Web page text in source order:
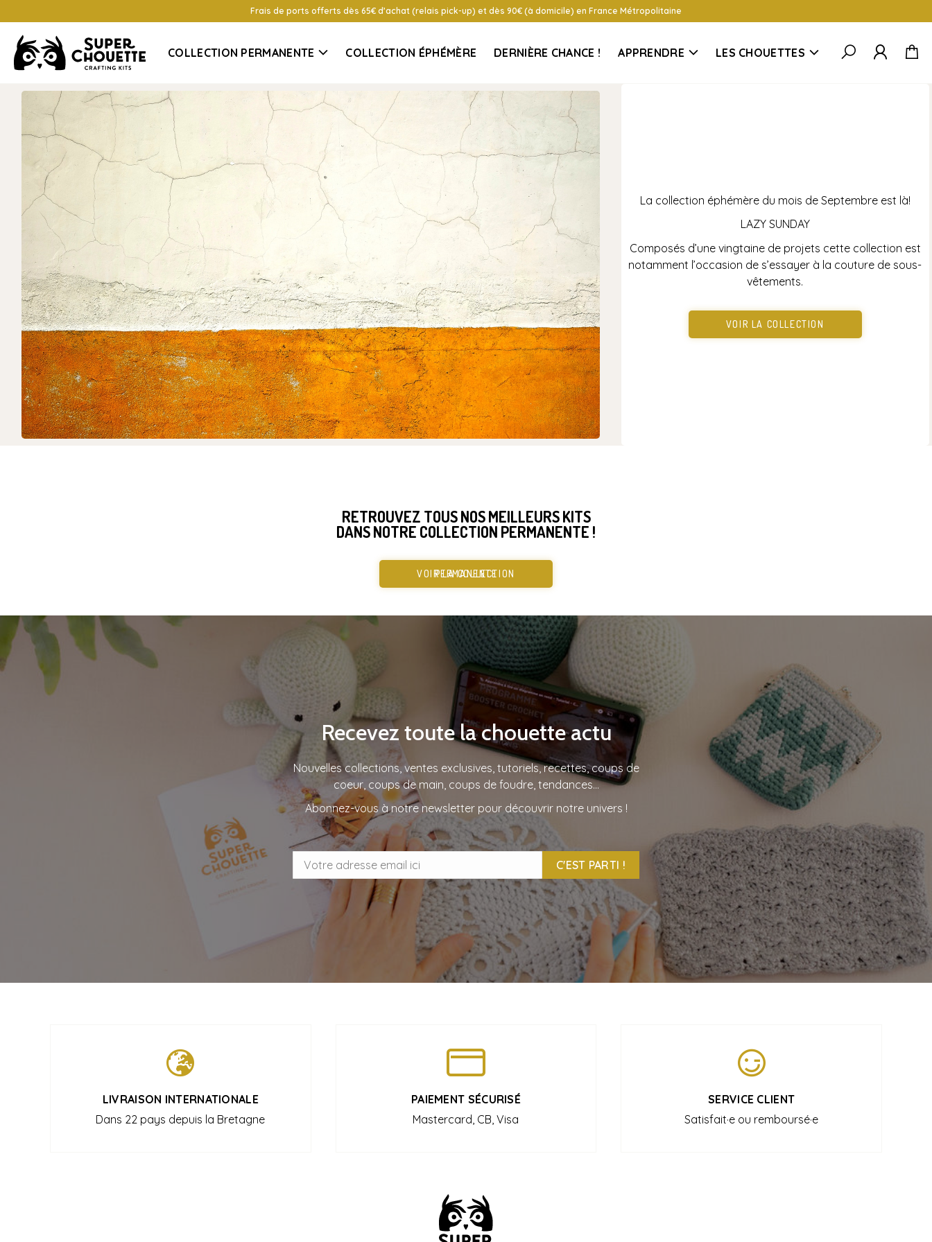
Frais de ports offerts dès 65€ d’achat (relais pick-up) et dès 90€ (à domicile) en France Métropolitaine
COLLECTION PERMANENTE COLLECTION ÉPHÉMÈRE DERNIÈRE CHANCE ! APPRENDRE LES CHOUETTES
La collection éphémère du mois de Septembre est là!
LAZY SUNDAY
Composés d’une vingtaine de projets cette collection est
notamment l’occasion de s’essayer à la couture de sous-
vêtements.
VOIR LA COLLECTION
RETROUVEZ TOUS NOS MEILLEURS KITS
DANS NOTRE COLLECTION PERMANENTE !
VOIR LA COLLECTION PERMANENTE
Recevez toute la chouette actu
Nouvelles collections, ventes exclusives, tutoriels, recettes, coups de
coeur, coups de main, coups de foudre, tendances…
Abonnez-vous à notre newsletter pour découvrir notre univers !
C'EST PARTI !
LIVRAISON INTERNATIONALE
Dans 22 pays depuis la Bretagne
PAIEMENT SÉCURISÉ
Mastercard, CB, Visa
SERVICE CLIENT
Satisfait·e ou remboursé·e